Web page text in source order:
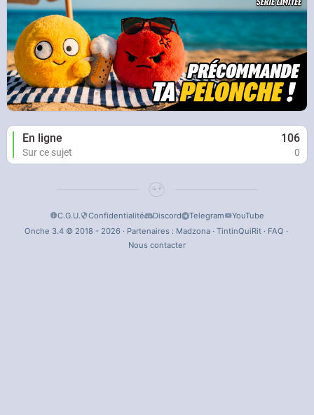
En ligne 106
Sur ce sujet 0
C.G.U. Confidentialité Discord Telegram
YouTube
Onche 3.4 © 2018 - 2026 · Partenaires : Madzona· TintinQuiRit· FAQ ·
Nous contacter